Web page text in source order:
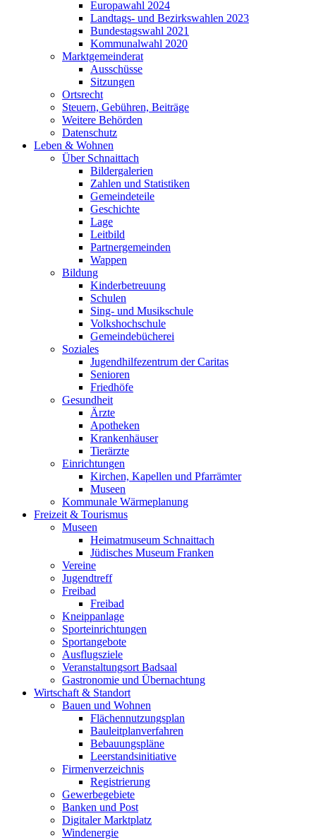
Europawahl 2024
Landtags- und Bezirkswahlen 2023
Bundestagswahl 2021
Kommunalwahl 2020
Marktgemeinderat
Ausschüsse
Sitzungen
Ortsrecht
Steuern, Gebühren, Beiträge
Weitere Behörden
Datenschutz
Leben & Wohnen
Über Schnaittach
Bildergalerien
Zahlen und Statistiken
Gemeindeteile
Geschichte
Lage
Leitbild
Partnergemeinden
Wappen
Bildung
Kinderbetreuung
Schulen
Sing- und Musikschule
Volkshochschule
Gemeindebücherei
Soziales
Jugendhilfezentrum der Caritas
Senioren
Friedhöfe
Gesundheit
Ärzte
Apotheken
Krankenhäuser
Tierärzte
Einrichtungen
Kirchen, Kapellen und Pfarrämter
Museen
Kommunale Wärmeplanung
Freizeit & Tourismus
Museen
Heimatmuseum Schnaittach
Jüdisches Museum Franken
Vereine
Jugendtreff
Freibad
Freibad
Kneippanlage
Sporteinrichtungen
Sportangebote
Ausflugsziele
Veranstaltungsort Badsaal
Gastronomie und Übernachtung
Wirtschaft & Standort
Bauen und Wohnen
Flächennutzungsplan
Bauleitplanverfahren
Bebauungspläne
Leerstandsinitiative
Firmenverzeichnis
Registrierung
Gewerbegebiete
Banken und Post
Digitaler Marktplatz
Windenergie